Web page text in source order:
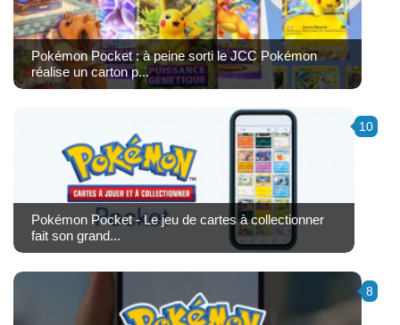
Pokémon Pocket : à peine sorti le JCC Pokémon
réalise un carton p...
10
Pokémon Pocket - Le jeu de cartes à collectionner
fait son grand...
8